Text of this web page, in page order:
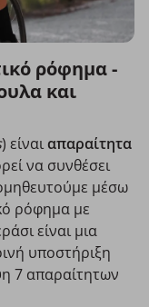
ρόφημα -
και
) είναιαπαραίτητα
να συνθέσει
μέσω
ρόφημα με
είναι μια
υποστήριξη
7 απαραίτητων